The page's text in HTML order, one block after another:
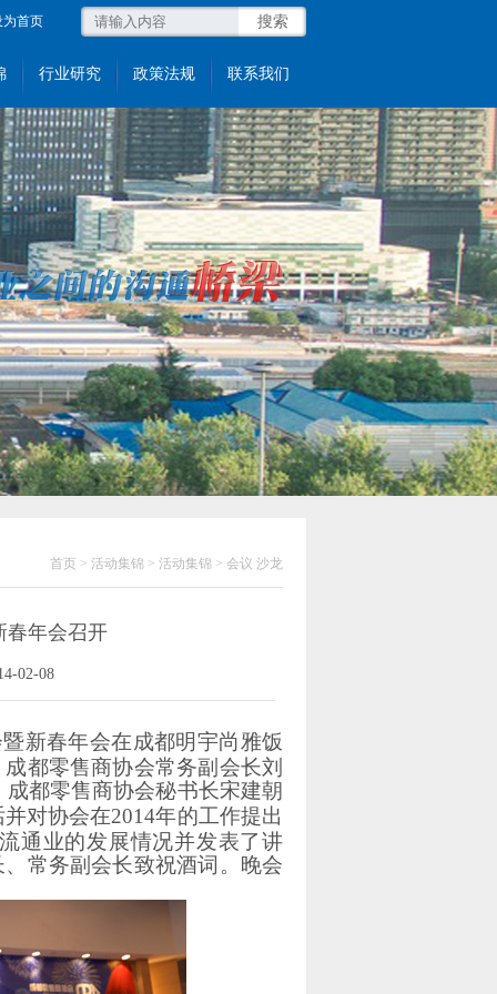
为首页
行业研究 政策法规 联系我们
首页 > 活动集锦 > 活动集锦 > 会议 沙龙
春年会召开
02-08
新春年会在成都明宇尚雅饭
都零售商协会常务副会长刘
都零售商协会秘书长宋建朝
对协会在2014年的工作提出
通业的发展情况并发表了讲
常务副会长致祝酒词。晚会